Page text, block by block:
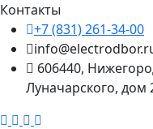
Контакты
+7 (831) 261-34-00
606440,
Луначарского, дом